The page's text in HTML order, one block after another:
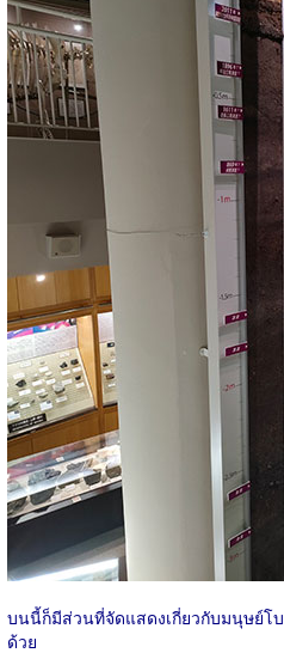
บนนี้ก็มีส่วนที่จัดแสดงเกี่ยวกับมนุษย์โ
ด้วย